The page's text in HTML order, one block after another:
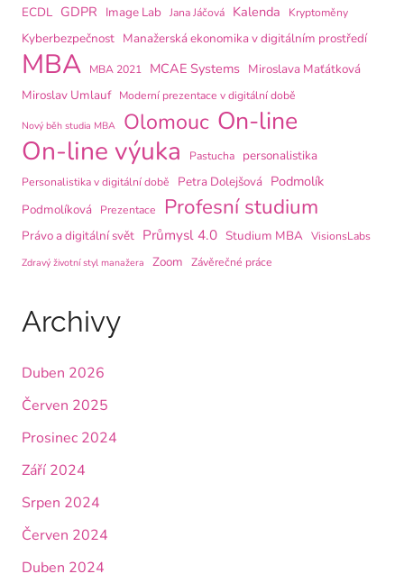
ECDL GDPR Image Lab Jana Jáčová Kalenda Kryptoměny
Kyberbezpečnost Manažerská ekonomika v digitálním prostředí
MBA MBA 2021 MCAE Systems Miroslava Maťátková
Miroslav Umlauf
Moderní prezentace v digitální době
Nový běh studia MBA Olomouc On-line
On-line výuka Pastucha personalistika
Personalistika v digitální době Petra Dolejšová Podmolík
Podmolíková Prezentace Profesní studium
Právo a digitální svět Průmysl 4.0 Studium MBA VisionsLabs
Zdravý životní styl manažera Zoom Závěrečné práce
Archivy
Duben 2026
Červen 2025
Prosinec 2024
Září 2024
Srpen 2024
Červen 2024
Duben 2024